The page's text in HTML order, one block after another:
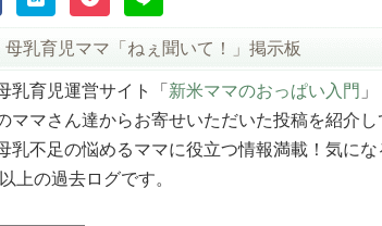
母乳育児ママ「ねぇ聞いて！」掲示板
乳育児運営サイト「新米ママのおっぱい入門 」
ママさん達からお寄せいただいた投稿を紹介し
乳不足の悩めるママに役立つ情報満載！気に
上の過去ログです。